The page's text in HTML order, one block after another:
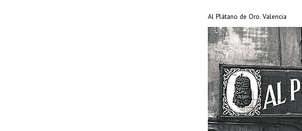
Al Plátano de Oro. Valencia